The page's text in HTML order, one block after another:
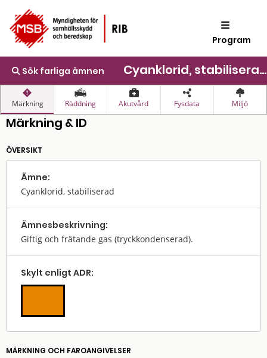
Program
Sök farliga ämnen Cyanklorid, stabiliserad
Märkning Räddning Akutvård Fysdata Miljö
Märkning & ID
ÖVERSIKT
Ämne:
Cyanklorid, stabiliserad
Ämnes­beskrivning:
Giftig och frätande gas (tryckkondenserad).
Skylt enligt ADR:
MÄRKNING OCH FAROANGIVELSER